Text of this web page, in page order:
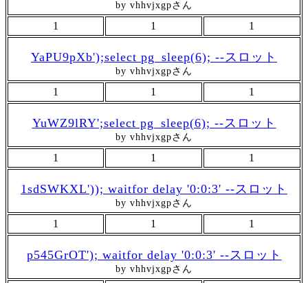
by vhhvjxgpさん
1 1 1
YaPU9pXb');select pg_sleep(6); --スロット
by vhhvjxgpさん
1 1 1
YuWZ9lRY';select pg_sleep(6); --スロット
by vhhvjxgpさん
1 1 1
1sdSWKXL')); waitfor delay '0:0:3' --スロット
by vhhvjxgpさん
1 1 1
p545GrOT'); waitfor delay '0:0:3' --スロット
by vhhvjxgpさん